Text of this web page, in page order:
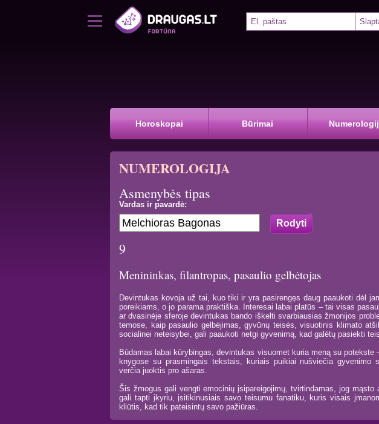
Horoskopai Būrimai
NUMEROLOGIJA
Asmenybės tipas
Vardas ir pavardė:
9
Menininkas, filantropas, pasaulio gelbėtojas
Devintukas kovoja už tai, kuo tiki ir yra pasirengęs daug paaukoti dėl
poreikiams, o jo parama praktiška. Interesai labai platūs – tai visas
ar dvasinėje sferoje devintukas bando iškelti svarbiausias žmonijos
temose, kaip pasaulio gelbėjimas, gyvūnų teisės, visuotinis klimato
socialinei neteisybei, gali paaukoti netgi gyvenimą, kad galėtų pasiekti
Būdamas labai kūrybingas, devintukas visuomet kuria meną su potekste
knygose su prasmingais tekstais, kuriais puikiai nušviečia gyvenimo
verčia juoktis pro ašaras.
Šis žmogus gali vengti emocinių įsipareigojimų, tvirtindamas, jog mąsto
gali tapti įkyriu, įsitikinusiais savo teisumu fanatiku, kuris visais
kliūtis, kad tik pateisintų savo pažiūras.